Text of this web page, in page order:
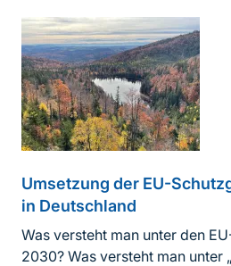
Umsetzung der EU-
in Deutschland
Was versteht man unter den
2030? Was versteht man unter